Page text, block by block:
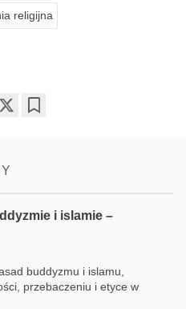
religijna
i islamie –
buddyzmu i islamu,
przebaczeniu i etyce w